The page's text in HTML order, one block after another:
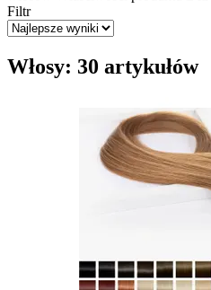
Filtr
Włosy: 30 artykułów